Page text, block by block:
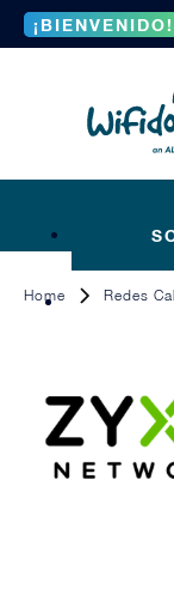
¡BIENVENIDO!
Home Redes